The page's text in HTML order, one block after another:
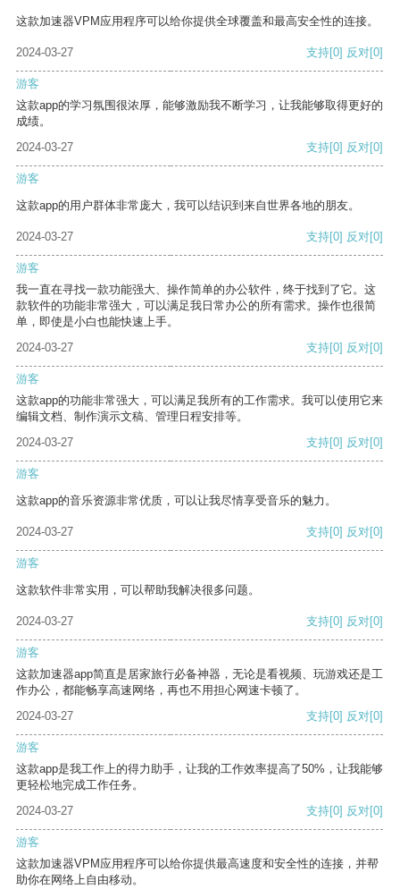
这款加速器VPM应用程序可以给你提供全球覆盖和最高安全性的连接。
2024-03-27 支持[0] 反对[0]
游客
这款app的学习氛围很浓厚，能够激励我不断学习，让我能够取得更好的
成绩。
2024-03-27
支持[0] 反对[0]
游客
这款app的用户群体非常庞大，我可以结识到来自世界各地的朋友。
2024-03-27 支持[0] 反对[0]
游客
我一直在寻找一款功能强大、操作简单的办公软件，终于找到了它。这
款软件的功能非常强大，可以满足我日常办公的所有需求。操作也很简
单，即使是小白也能快速上手。
2024-03-27
支持[0] 反对[0]
游客
这款app的功能非常强大，可以满足我所有的工作需求。我可以使用它来
编辑文档、制作演示文稿、管理日程安排等。
2024-03-27
支持[0] 反对[0]
游客
这款app的音乐资源非常优质，可以让我尽情享受音乐的魅力。
2024-03-27 支持[0] 反对[0]
游客
这款软件非常实用，可以帮助我解决很多问题。
2024-03-27 支持[0] 反对[0]
游客
这款加速器app简直是居家旅行必备神器，无论是看视频、玩游戏还是工
作办公，都能畅享高速网络，再也不用担心网速卡顿了。
2024-03-27
支持[0] 反对[0]
游客
这款app是我工作上的得力助手，让我的工作效率提高了50%，让我能够
更轻松地完成工作任务。
2024-03-27
支持[0] 反对[0]
游客
这款加速器VPM应用程序可以给你提供最高速度和安全性的连接，并帮
助你在网络上自由移动。